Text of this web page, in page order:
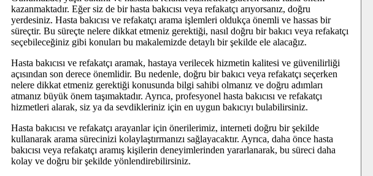
kazanmaktadır. Eğer siz de bir hasta bakıcısı veya refakatçı arıyorsanız, doğru
yerdesiniz. Hasta bakıcısı ve refakatçı arama işlemleri oldukça önemli ve hassas bir
süreçtir. Bu süreçte nelere dikkat etmeniz gerektiği, nasıl doğru bir bakıcı veya refakatçı
seçebileceğiniz gibi konuları bu makalemizde detaylı bir şekilde ele alacağız.
Hasta bakıcısı ve refakatçı aramak, hastaya verilecek hizmetin kalitesi ve güvenilirliği
açısından son derece önemlidir. Bu nedenle, doğru bir bakıcı veya refakatçı seçerken
nelere dikkat etmeniz gerektiği konusunda bilgi sahibi olmanız ve doğru adımları
atmanız büyük önem taşımaktadır. Ayrıca, profesyonel hasta bakıcısı ve refakatçı
hizmetleri alarak, siz ya da sevdikleriniz için en uygun bakıcıyı bulabilirsiniz.
Hasta bakıcısı ve refakatçı arayanlar için önerilerimiz, interneti doğru bir şekilde
kullanarak arama sürecinizi kolaylaştırmanızı sağlayacaktır. Ayrıca, daha önce hasta
bakıcısı veya refakatçı aramış kişilerin deneyimlerinden yararlanarak, bu süreci daha
kolay ve doğru bir şekilde yönlendirebilirsiniz.